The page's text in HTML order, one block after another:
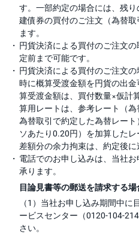
す。一部約定の場合には、残
建債券の買付のご注文（為替
ます。
円貨決済による買付のご注文
定前まで可能です。
円貨決済による買付のご注文
時に概算受渡金額を円貨の出
算受渡金額は、買付数量×仮計
算用レートは、参考レート（
為替取引で約定した為替レー
ソあたり0.20円）を加算した
差額分の余力拘束は、約定後に
電話でのお申し込みは、当社
承ります。
目論見書等の郵送を請求する場
（1）当社お申し込み期間中
ービスセンター（0120-104-
さい。